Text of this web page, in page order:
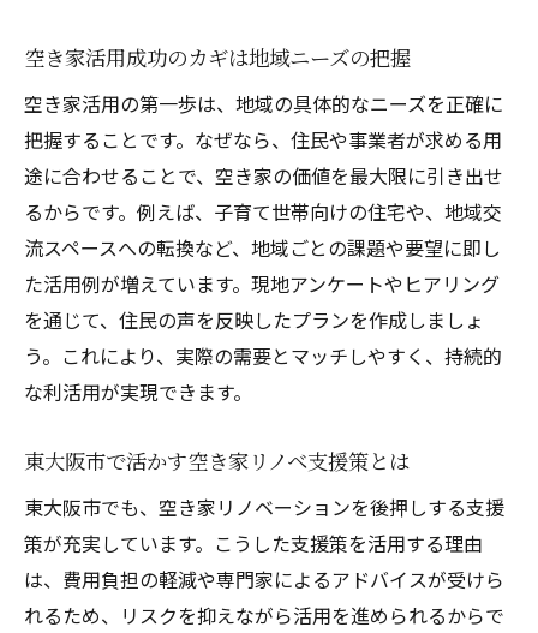
空き家活用成功のカギは地域ニーズの把握
空き家活用の第一歩は、地域の具体的なニーズを正確に
把握することです。なぜなら、住民や事業者が求める用
途に合わせることで、空き家の価値を最大限に引き出せ
るからです。例えば、子育て世帯向けの住宅や、地域交
流スペースへの転換など、地域ごとの課題や要望に即し
た活用例が増えています。現地アンケートやヒアリング
を通じて、住民の声を反映したプランを作成しましょ
う。これにより、実際の需要とマッチしやすく、持続的
な利活用が実現できます。
東大阪市で活かす空き家リノベ支援策とは
東大阪市でも、空き家リノベーションを後押しする支援
策が充実しています。こうした支援策を活用する理由
は、費用負担の軽減や専門家によるアドバイスが受けら
れるため、リスクを抑えながら活用を進められるからで